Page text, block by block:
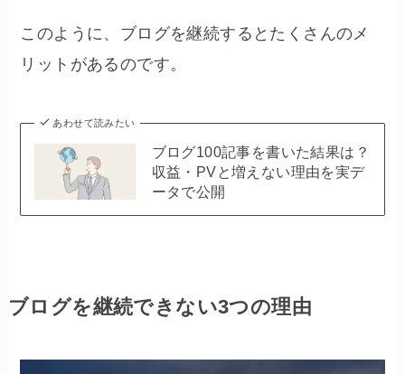
このように、ブログを継続するとたくさんのメ
リットがあるのです。
あわせて読みたい
ブログ100記事を書いた結果は？
収益・PVと増えない理由を実デ
ータで公開
ブログを継続できない3つの理由